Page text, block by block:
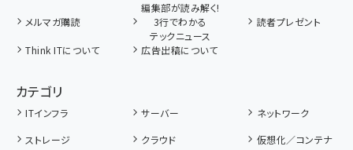
メルマガ購読
編集部が読み解く!
3行でわかる
テックニュース
読者プレゼント
Think ITについて 広告出稿について
カテゴリ
ITインフラ サーバー
ネットワーク
ストレージ
クラウド 仮想化／コンテナ